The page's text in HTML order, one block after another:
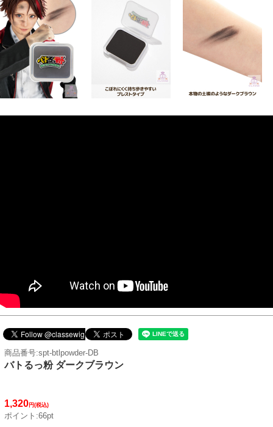
商品番号:spt-btlpowder-DB
バトるっ粉 ダークブラウン
1,320円(税込)
ポイント:66pt